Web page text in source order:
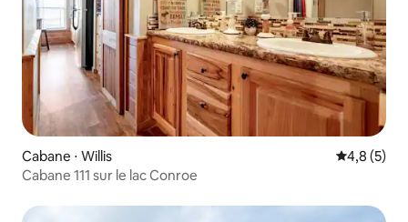
Cabane ⋅ Willis Évaluation
4,8 (5)
Cabane 111 sur le lac Conroe